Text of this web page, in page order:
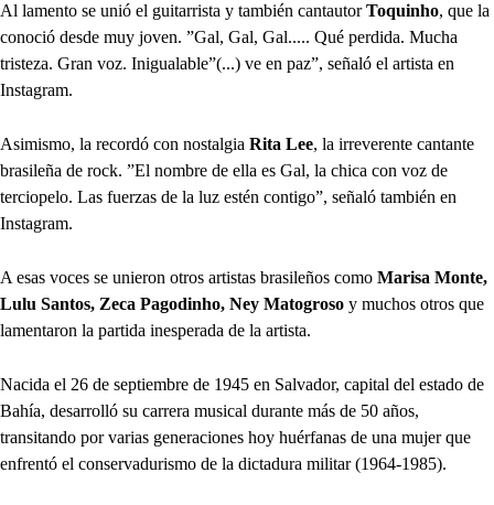
Al lamento se unió el guitarrista y también cantautorToquinho, que la
conoció desde muy joven. ”Gal, Gal, Gal..... Qué perdida. Mucha
tristeza. Gran voz. Inigualable”(...) ve en paz”, señaló el artista en
Instagram.
Asimismo, la recordó con nostalgia Rita Lee, la irreverente cantante
brasileña de rock. ”El nombre de ella es Gal, la chica con voz de
terciopelo. Las fuerzas de la luz estén contigo”, señaló también en
Instagram.
A esas voces se unieron otros artistas brasileños como Marisa Monte,
Lulu Santos, Zeca Pagodinho, Ney Matogroso y muchos otros que
lamentaron la partida inesperada de la artista.
Nacida el 26 de septiembre de 1945 en Salvador, capital del estado de
Bahía, desarrolló su carrera musical durante más de 50 años,
transitando por varias generaciones hoy huérfanas de una mujer que
enfrentó el conservadurismo de la dictadura militar (1964-1985).